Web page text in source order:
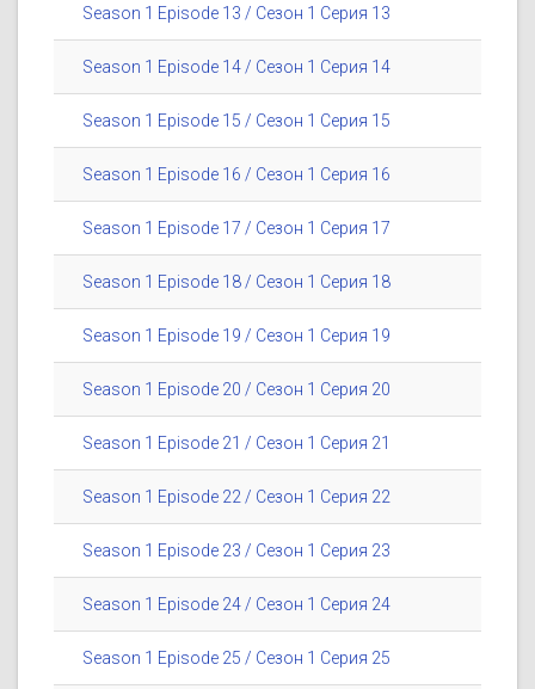
Season 1 Episode 13 / Сезон 1 Серия 13
Season 1 Episode 14 / Сезон 1 Серия 14
Season 1 Episode 15 / Сезон 1 Серия 15
Season 1 Episode 16 / Сезон 1 Серия 16
Season 1 Episode 17 / Сезон 1 Серия 17
Season 1 Episode 18 / Сезон 1 Серия 18
Season 1 Episode 19 / Сезон 1 Серия 19
Season 1 Episode 20 / Сезон 1 Серия 20
Season 1 Episode 21 / Сезон 1 Серия 21
Season 1 Episode 22 / Сезон 1 Серия 22
Season 1 Episode 23 / Сезон 1 Серия 23
Season 1 Episode 24 / Сезон 1 Серия 24
Season 1 Episode 25 / Сезон 1 Серия 25